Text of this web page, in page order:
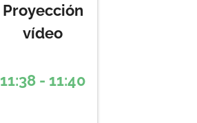
Proyección
vídeo
11:38 - 11:40